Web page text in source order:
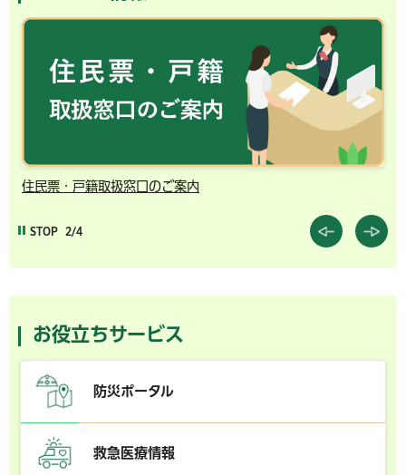
住民票・戸籍取扱窓口のご案内
STOP 2/4
お役立ちサービス
防災ポータル
救急医療情報